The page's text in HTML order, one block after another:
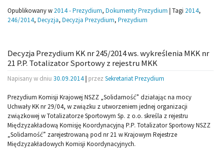
Opublikowany w 2014 - Prezydium, Dokumenty Prezydium | Tagi 2014,
246/2014, Decyzja, Decyzja Prezydium, Prezydium
Decyzja Prezydium KK nr 245/2014 ws. wykreślenia MKK nr
21 P.P. Totalizator Sportowy z rejestru MKK
Napisany w dniu 30.09.2014| przez Sekretariat Prezydium
Prezydium Komisji Krajowej NSZZ „Solidarność” działając na mocy
Uchwały KK nr 29/04, w związku z utworzeniem jednej organizacji
związkowej w Totalizatorze Sportowym Sp. z o.o. skreśla z rejestru
Międzyzakładową Komisję Koordynacyjną P.P. Totalizator Sportowy NSZZ
„Solidarność” zarejestrowaną pod nr 21 w Krajowym Rejestrze
Międzyzakładowych Komisji Koordynacyjnych.